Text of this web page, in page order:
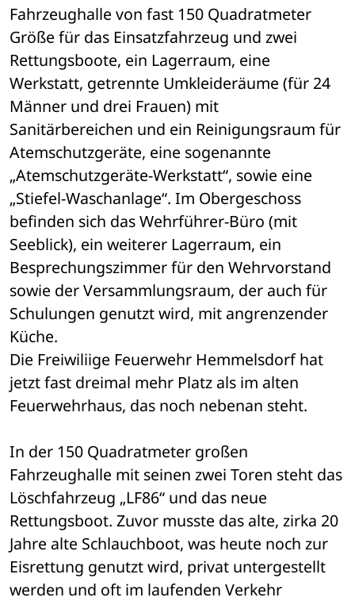
Fahrzeughalle von fast 150 Quadratmeter
Größe für das Einsatzfahrzeug und zwei
Rettungsboote, ein Lagerraum, eine
Werkstatt, getrennte Umkleideräume (für 24
Männer und drei Frauen) mit
Sanitärbereichen und ein Reinigungsraum für
Atemschutzgeräte, eine sogenannte
„Atemschutzgeräte-Werkstatt“, sowie eine
„Stiefel-Waschanlage“. Im Obergeschoss
befinden sich das Wehrführer-Büro (mit
Seeblick), ein weiterer Lagerraum, ein
Besprechungszimmer für den Wehrvorstand
sowie der Versammlungsraum, der auch für
Schulungen genutzt wird, mit angrenzender
Küche.
Die Freiwiliige Feuerwehr Hemmelsdorf hat
jetzt fast dreimal mehr Platz als im alten
Feuerwehrhaus, das noch nebenan steht.
In der 150 Quadratmeter großen
Fahrzeughalle mit seinen zwei Toren steht das
Löschfahrzeug „LF86“ und das neue
Rettungsboot. Zuvor musste das alte, zirka 20
Jahre alte Schlauchboot, was heute noch zur
Eisrettung genutzt wird, privat untergestellt
werden und oft im laufenden Verkehr